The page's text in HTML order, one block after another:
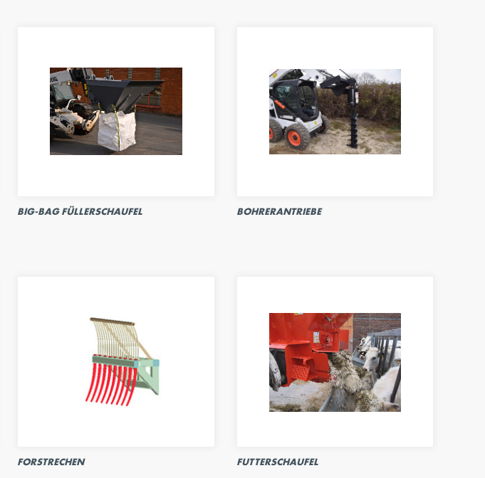
BIG-BAG FÜLLERSCHAUFEL BOHRERANTRIEBE
FORSTRECHEN FUTTERSCHAUFEL